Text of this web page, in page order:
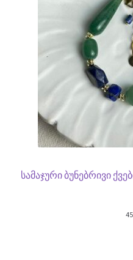
სამაჯური ბუნებრივი